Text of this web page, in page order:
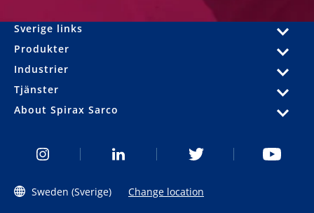
Sverige links
Produkter
Industrier
Tjänster
About Spirax Sarco
Sweden (Sverige) Change location